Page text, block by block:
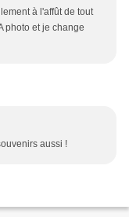
à l'affût de tout
photo et je change
aussi !